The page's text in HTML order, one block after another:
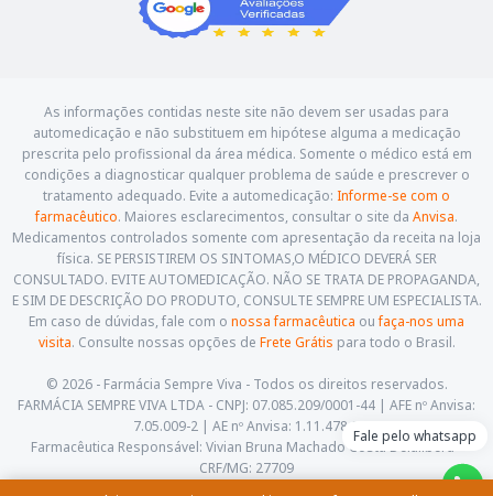
Fale pelo whatsapp
As informações contidas neste site não devem ser usadas para
automedicação e não substituem em hipótese alguma a medicação
prescrita pelo profissional da área médica. Somente o médico está em
condições a diagnosticar qualquer problema de saúde e prescrever o
tratamento adequado. Evite a automedicação: Informe-se com o
farmacêutico. Maiores esclarecimentos, consultar o site da Anvisa.
Medicamentos controlados somente com apresentação da receita na loja
física. SE PERSISTIREM OS SINTOMAS,O MÉDICO DEVERÁ SER
CONSULTADO. EVITE AUTOMEDICAÇÃO. NÃO SE TRATA DE PROPAGANDA,
E SIM DE DESCRIÇÃO DO PRODUTO, CONSULTE SEMPRE UM ESPECIALISTA.
Em caso de dúvidas, fale com o nossa farmacêutica oufaça-nos uma
visita. Consulte nossas opções de Frete Grátis para todo o Brasil.
© 2026 - Farmácia Sempre Viva - Todos os direitos reservados.
FARMÁCIA SEMPRE VIVA LTDA - CNPJ: 07.085.209/0001-44 | AFE nº Anvisa:
7.05.009-2 | AE nº Anvisa: 1.11.478-5
Farmacêutica Responsável: Vivian Bruna Machado Costa Delalibera -
CRF/MG: 27709